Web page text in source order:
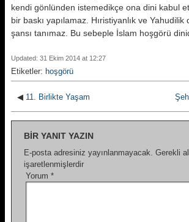
kendi gönlünden istemedikçe ona dini kabul
bir baskı yapılamaz. Hıristiyanlık ve
şansı tanımaz. Bu sebeple İslam hoşgörü
Updated: 31 Ekim 2014 at 12:27
Etiketler: hoşgörü
◀ 11. Birlikte Yaşam
BIR YANIT YAZIN
E-posta adresiniz yayınlanmayacak. Gerekli
işaretlenmişlerdir
Yorum *